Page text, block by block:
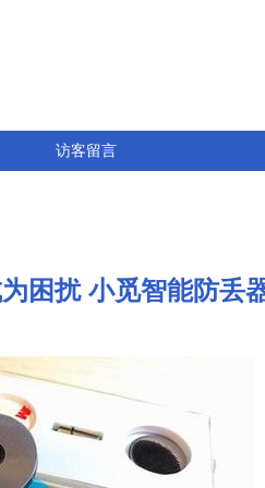
访客留言
困扰 小觅智能防丢